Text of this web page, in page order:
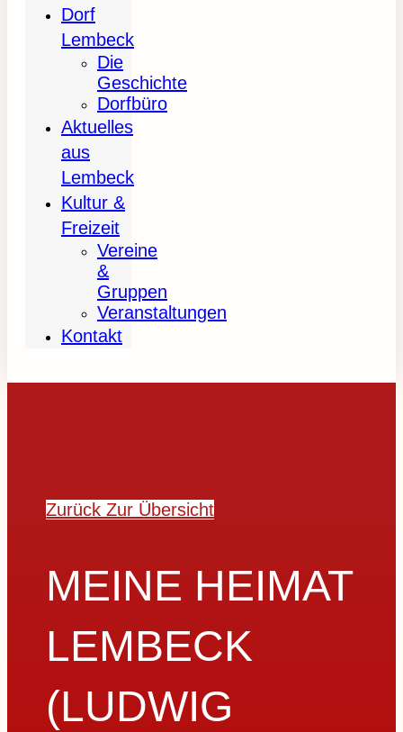
Dorf
Lembeck
Die
Geschichte
Dorfbüro
Aktuelles
aus
Lembeck
Kultur &
Freizeit
Vereine
&
Gruppen
Veranstaltungen
Kontakt
Zurück Zur Übersicht
MEINE HEIMAT
LEMBECK
(LUDWIG